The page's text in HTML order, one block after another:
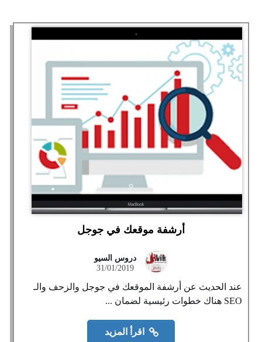
أرشفة موقعك في جوجل
دروس السيو
31/01/2019
عند الحديث عن أرشفة الموقعك في جوجل والزحف والـ
SEO هناك خطوات رئيسية لضمان ...
اقرأ المزيد